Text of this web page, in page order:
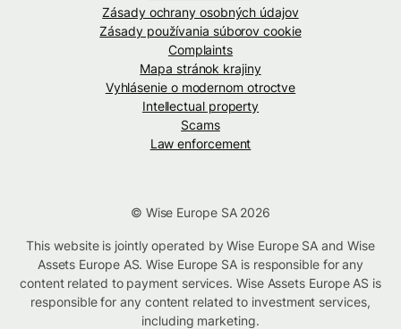
Zásady ochrany osobných údajov
Zásady používania súborov cookie
Complaints
Mapa stránok krajiny
Vyhlásenie o modernom otroctve
Intellectual property
Scams
Law enforcement
© Wise Europe SA 2026
This website is jointly operated by Wise Europe SA and Wise
Assets Europe AS. Wise Europe SA is responsible for any
content related to payment services. Wise Assets Europe AS is
responsible for any content related to investment services,
including marketing.